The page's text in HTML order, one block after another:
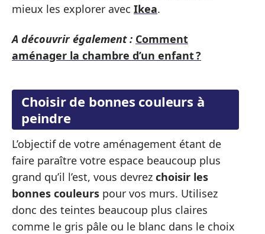
mieux les explorer avec Ikea.
A découvrir également : Comment
aménager la chambre d’un enfant ?
Choisir de bonnes couleurs à
peindre
L’objectif de votre aménagement étant de
faire paraître votre espace beaucoup plus
grand qu’il l’est, vous devrez choisir les
bonnes couleurs pour vos murs. Utilisez
donc des teintes beaucoup plus claires
comme le gris pâle ou le blanc dans le choix